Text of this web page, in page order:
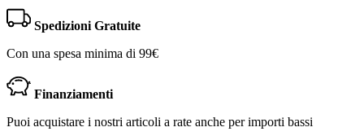
Spedizioni Gratuite
Con una spesa minima di 99€
Finanziamenti
Puoi acquistare i nostri articoli a rate anche per importi bassi